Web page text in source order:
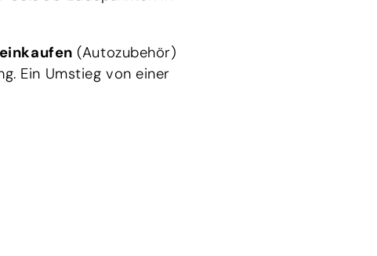
einkaufen (Autozubehör)
Ein Umstieg von einer